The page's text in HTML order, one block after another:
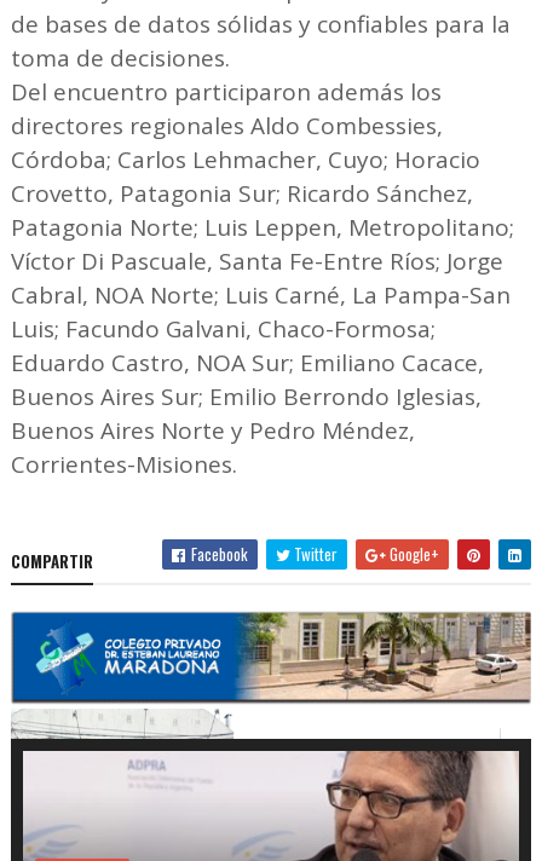
de bases de datos sólidas y confiables para la
toma de decisiones.
Del encuentro participaron además los
directores regionales Aldo Combessies,
Córdoba; Carlos Lehmacher, Cuyo; Horacio
Crovetto, Patagonia Sur; Ricardo Sánchez,
Patagonia Norte; Luis Leppen, Metropolitano;
Víctor Di Pascuale, Santa Fe-Entre Ríos; Jorge
Cabral, NOA Norte; Luis Carné, La Pampa-San
Luis; Facundo Galvani, Chaco-Formosa;
Eduardo Castro, NOA Sur; Emiliano Cacace,
Buenos Aires Sur; Emilio Berrondo Iglesias,
Buenos Aires Norte y Pedro Méndez,
Corrientes-Misiones.
COMPARTIR Facebook Twitter Google+